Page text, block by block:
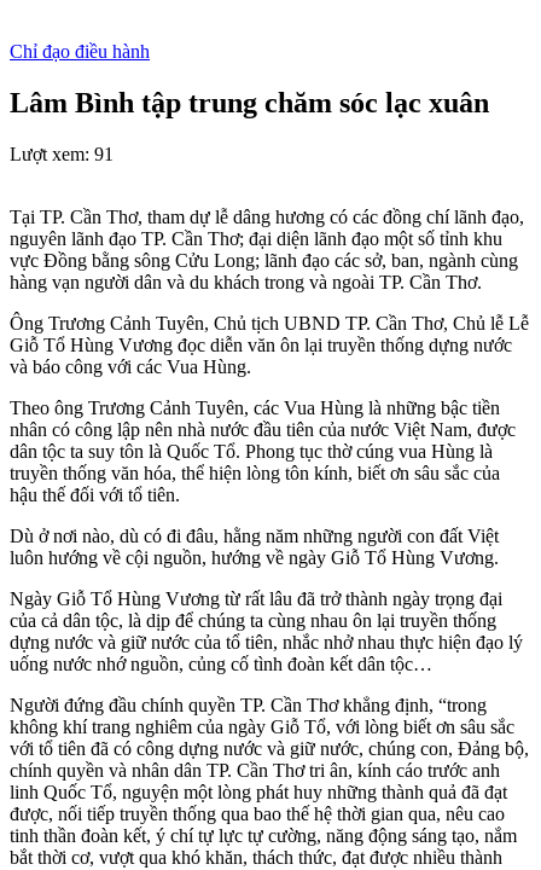
Chỉ đạo điều hành
Lâm Bình tập trung chăm sóc lạc xuân
Lượt xem: 91
Tại TP. Cần Thơ, tham dự lễ dâng hương có các đồng chí lãnh đạo,
nguyên lãnh đạo TP. Cần Thơ; đại diện lãnh đạo một số tỉnh khu
vực Đồng bằng sông Cửu Long; lãnh đạo các sở, ban, ngành cùng
hàng vạn người dân và du khách trong và ngoài TP. Cần Thơ.
Ông Trương Cảnh Tuyên, Chủ tịch UBND TP. Cần Thơ, Chủ lễ Lễ
Giỗ Tổ Hùng Vương đọc diễn văn ôn lại truyền thống dựng nước
và báo công với các Vua Hùng.
Theo ông Trương Cảnh Tuyên, các Vua Hùng là những bậc tiền
nhân có công lập nên nhà nước đầu tiên của nước Việt Nam, được
dân tộc ta suy tôn là Quốc Tổ. Phong tục thờ cúng vua Hùng là
truyền thống văn hóa, thể hiện lòng tôn kính, biết ơn sâu sắc của
hậu thế đối với tổ tiên.
Dù ở nơi nào, dù có đi đâu, hằng năm những người con đất Việt
luôn hướng về cội nguồn, hướng về ngày Giỗ Tổ Hùng Vương.
Ngày Giỗ Tổ Hùng Vương từ rất lâu đã trở thành ngày trọng đại
của cả dân tộc, là dịp để chúng ta cùng nhau ôn lại truyền thống
dựng nước và giữ nước của tổ tiên, nhắc nhở nhau thực hiện đạo lý
uống nước nhớ nguồn, củng cố tình đoàn kết dân tộc…
Người đứng đầu chính quyền TP. Cần Thơ khẳng định, “trong
không khí trang nghiêm của ngày Giỗ Tổ, với lòng biết ơn sâu sắc
với tổ tiên đã có công dựng nước và giữ nước, chúng con, Đảng bộ,
chính quyền và nhân dân TP. Cần Thơ tri ân, kính cáo trước anh
linh Quốc Tổ, nguyện một lòng phát huy những thành quả đã đạt
được, nối tiếp truyền thống qua bao thế hệ thời gian qua, nêu cao
tinh thần đoàn kết, ý chí tự lực tự cường, năng động sáng tạo, nắm
bắt thời cơ, vượt qua khó khăn, thách thức, đạt được nhiều thành